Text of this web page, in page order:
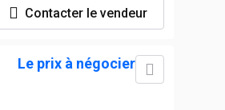
Contacter le vendeur
Le prix à négocier